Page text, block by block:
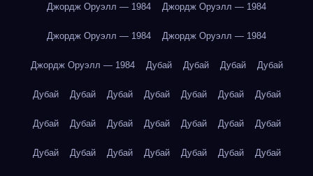
Джордж Оруэлл — 1984 Джордж Оруэлл — 1984
Джордж Оруэлл — 1984 Джордж Оруэлл — 1984
Джордж Оруэлл — 1984 Дубай Дубай Дубай Дубай
Дубай Дубай Дубай Дубай Дубай Дубай Дубай
Дубай Дубай Дубай Дубай Дубай Дубай Дубай
Дубай Дубай Дубай Дубай Дубай Дубай Дубай